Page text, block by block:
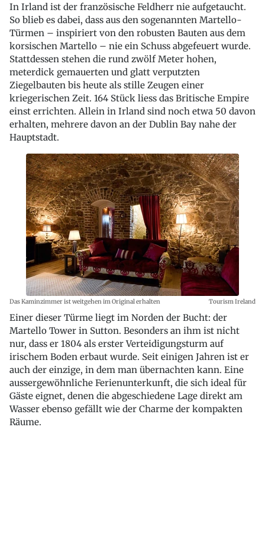
In Irland ist der französische Feldherr nie aufgetaucht.
So blieb es dabei, dass aus den sogenannten Martello-
Türmen – inspiriert von den robusten Bauten aus dem
korsischen Martello – nie ein Schuss abgefeuert wurde.
Stattdessen stehen die rund zwölf Meter hohen,
meterdick gemauerten und glatt verputzten
Ziegelbauten bis heute als stille Zeugen einer
kriegerischen Zeit. 164 Stück liess das Britische Empire
einst errichten. Allein in Irland sind noch etwa 50 davon
erhalten, mehrere davon an der Dublin Bay nahe der
Hauptstadt.
Das Kaminzimmer ist weitgehen im Original erhalten Tourism Ireland
Einer dieser Türme liegt im Norden der Bucht: der
Martello Tower in Sutton. Besonders an ihm ist nicht
nur, dass er 1804 als erster Verteidigungsturm auf
irischem Boden erbaut wurde. Seit einigen Jahren ist er
auch der einzige, in dem man übernachten kann. Eine
aussergewöhnliche Ferienunterkunft, die sich ideal für
Gäste eignet, denen die abgeschiedene Lage direkt am
Wasser ebenso gefällt wie der Charme der kompakten
Räume.